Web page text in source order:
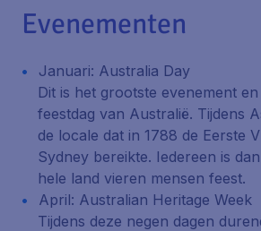
Evenementen
Januari: Australia Day
Dit is het grootste evenement
feestdag van Australië. Tijdens
de locale dat in 1788 de Eerste
Sydney bereikte. Iedereen is
hele land vieren mensen feest.
April: Australian Heritage Week
Tijdens deze negen dagen